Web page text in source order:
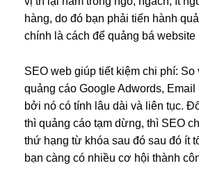
hàng, do đó bạn phải tiến hành
chính là cách để quảng bá
SEO web giúp tiết kiệm chi phí:
quảng cáo Google Adwords,
bởi nó có tính lâu dài và liên tục.
thì quảng cáo tạm dừng, thì SEO
thứ hạng từ khóa sau đó sau đó ít
bạn càng có nhiều cơ hội thành